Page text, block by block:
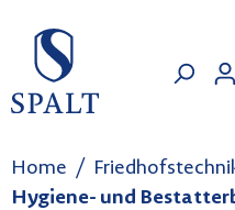
Zum Hauptinhalt springen
Home
Hygiene- und